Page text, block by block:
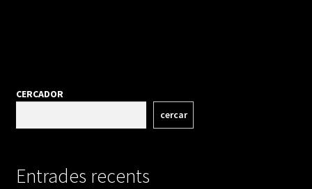
CERCADOR
cercar
Entrades recents